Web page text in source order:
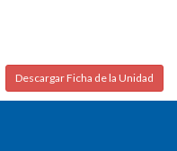
Descargar Ficha de la Unidad